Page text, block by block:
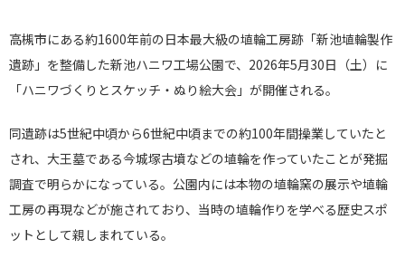
高槻市にある約1600年前の日本最大級の埴輪工房跡「新池埴輪製作
遺跡」を整備した新池ハニワ工場公園で、2026年5月30日（土）に
「ハニワづくりとスケッチ・ぬり絵大会」が開催される。
同遺跡は5世紀中頃から6世紀中頃までの約100年間操業していたと
され、大王墓である今城塚古墳などの埴輪を作っていたことが発掘
調査で明らかになっている。公園内には本物の埴輪窯の展示や埴輪
工房の再現などが施されており、当時の埴輪作りを学べる歴史スポ
ットとして親しまれている。